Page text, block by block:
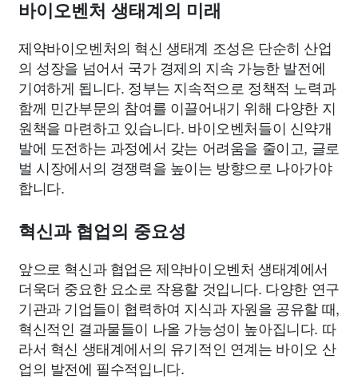
바이오벤처 생태계의 미래
제약바이오벤처의 혁신 생태계 조성은 단순히 산업
의 성장을 넘어서 국가 경제의 지속 가능한 발전에
기여하게 됩니다. 정부는 지속적으로 정책적 노력과
함께 민간부문의 참여를 이끌어내기 위해 다양한 지
원책을 마련하고 있습니다. 바이오벤처들이 신약개
발에 도전하는 과정에서 갖는 어려움을 줄이고, 글로
벌 시장에서의 경쟁력을 높이는 방향으로 나아가야
합니다.
혁신과 협업의 중요성
앞으로 혁신과 협업은 제약바이오벤처 생태계에서
더욱더 중요한 요소로 작용할 것입니다. 다양한 연구
기관과 기업들이 협력하여 지식과 자원을 공유할 때,
혁신적인 결과물들이 나올 가능성이 높아집니다. 따
라서 혁신 생태계에서의 유기적인 연계는 바이오 산
업의 발전에 필수적입니다.